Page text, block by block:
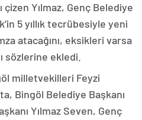
Yılmaz, Genç Belediye
5 yıllık tecrübesiyle yeni
atacağını, eksikleri varsa
sözlerine ekledi.
milletvekilleri Feyzi
Bingöl Belediye Başkanı
Yılmaz Seven, Genç